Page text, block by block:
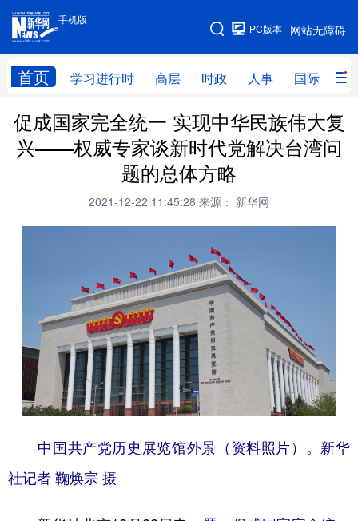
手机版
网站无障碍
PC版本
首页 学习进行时 高层 时政 人事 国际 财
手机版
网站地图
学习进行时 高层 时政 人事
国际 财经 网评 港澳
思客智库 全球连线
健康
视频 图片
法律 中央文件 金融
食品 人居 信息化 数字经济
学术中国 乡村振兴 银龄 溯源中国
彩票 娱乐 时尚 悦读
公益
促成国家完全统一 实现中华民族伟大复
兴——权威专家谈新时代党解决台湾问
题的总体方略
2021-12-22 11:45:28 来源： 新华网
中国共产党历史展览馆外景（资料照片）。新华
社记者 鞠焕宗 摄